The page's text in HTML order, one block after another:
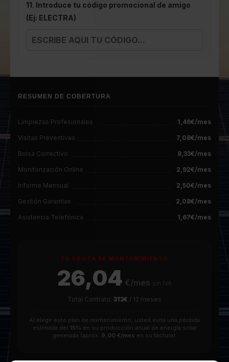
11. Introduce tu código promocional de amigo
(Ej: ELECTRA)
RESUMEN DE COBERTURA
Limpiezas Profesionales 1,46€/mes
Visitas Preventivas 7,08€/mes
Bolsa Correctivo 8,33€/mes
Monitorización Online 2,92€/mes
Informe Mensual 2,50€/mes
Gestión Garantías 2,08€/mes
Asistencia Telefónica 1,67€/mes
TU CUOTA DE MANTENIMIENTO
26,04 €/mes sin IVA
Total Contrato: 313€ / 12 meses
Al elegir este plan de mantenimiento, usted evita una pérdida
estimada del 15% en su producción anual de energía solar
generada (aprox. 9,00 €/mes en su factura).